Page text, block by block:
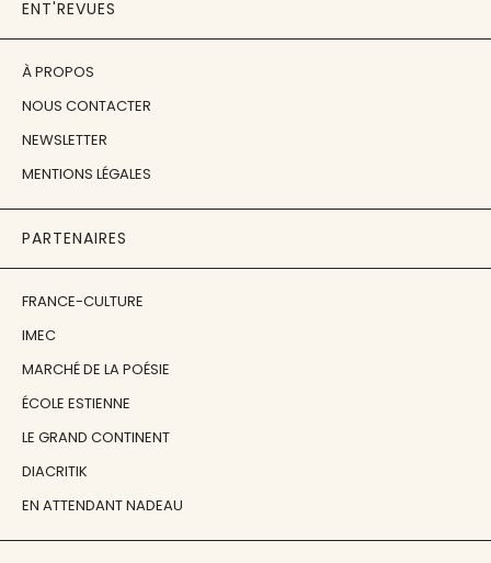
ENT'REVUES
À PROPOS
NOUS CONTACTER
NEWSLETTER
MENTIONS LÉGALES
PARTENAIRES
FRANCE-CULTURE
IMEC
MARCHÉ DE LA POÉSIE
ÉCOLE ESTIENNE
LE GRAND CONTINENT
DIACRITIK
EN ATTENDANT NADEAU